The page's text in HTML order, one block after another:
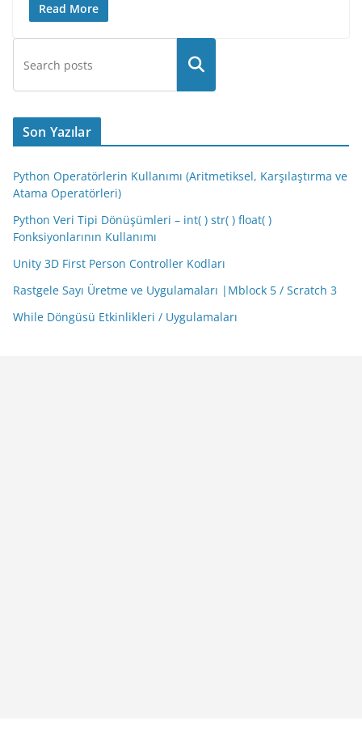
Read More
Son Yazılar
Python Operatörlerin Kullanımı (Aritmetiksel, Karşılaştırma ve
Atama Operatörleri)
Python Veri Tipi Dönüşümleri – int( ) str( ) float( )
Fonksiyonlarının Kullanımı
Unity 3D First Person Controller Kodları
Rastgele Sayı Üretme ve Uygulamaları |Mblock 5 / Scratch 3
While Döngüsü Etkinlikleri / Uygulamaları